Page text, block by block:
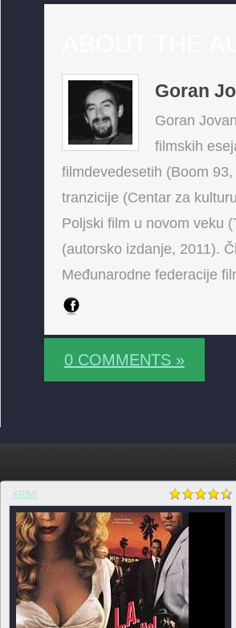
Goran
Goran
filmskih
filmdevedesetih (Boom
tranzicije (Centar za
Poljski film u novom veku
(autorsko izdanje, 2011).
Međunarodne federacije
0 COMMENTS »
KRIMI